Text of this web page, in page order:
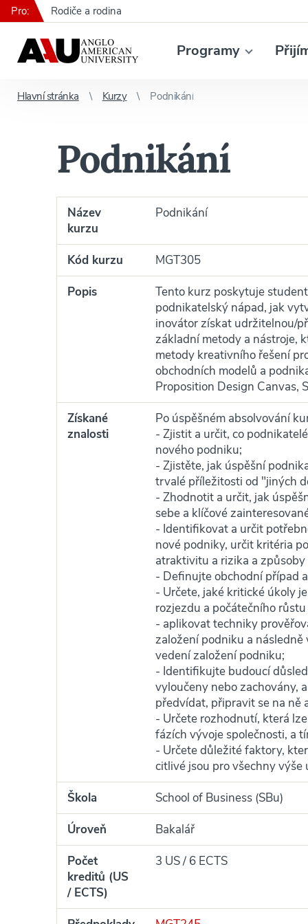
Programy
Pro: Rodiče a rodina
Hlavní stránka Kurzy Podnikání
Podnikání
Název
kurzu
Podnikání
Kód kurzu
MGT305
Popis
Tento kurz poskytuje
podnikatelský nápad, jak
inovátor získat udržitelnou/
základní metody a nástroje,
metody kreativního řešení
obchodních modelů a
Proposition Design Canvas,
Získané
znalosti
Po úspěšném absolvování
- Zjistit a určit, co
nového podniku;
- Zjistěte, jak úspěšní
trvalé příležitosti od "jiných
- Zhodnotit a určit, jak
sebe a klíčové
- Identifikovat a určit
nové podniky, určit kritéria
atraktivitu a rizika a
- Definujte obchodní případ
- Určete, jaké kritické úkoly
rozjezdu a počátečního
- aplikovat techniky
založení podniku a
vedení založení podniku;
- Identifikujte budoucí
vyloučeny nebo zachovány,
předvídat, připravit se na ně
- Určete rozhodnutí, která
fázích vývoje společnosti, a
- Určete důležité faktory,
citlivé jsou pro všechny
Škola
School of Business (SBu)
Úroveň
Bakalář
Počet
kreditů (US
/ ECTS)
3 US / 6 ECTS